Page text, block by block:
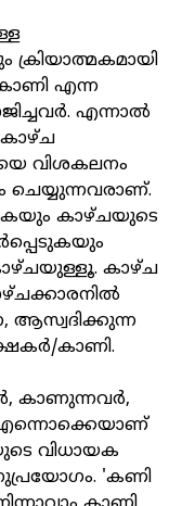
എന്ന
എന്നാൽ
വിശകലനം
ചെയ്യുന്നവരാണ്.
കാഴ്ചയുടെ
കാഴ്ച
ആസ്വദിക്കുന്ന
കാണി.
കാണുന്നവർ,
എന്നൊക്കെയാണ്
വിധായക
'കണി